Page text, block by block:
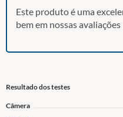
Este produto é uma
bem em nossas avaliações
Resultado dos testes
Câmera